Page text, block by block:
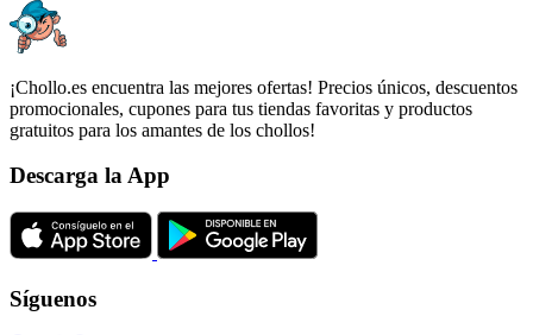
¡Chollo.es encuentra las mejores ofertas! Precios únicos, descuentos
promocionales, cupones para tus tiendas favoritas y productos
gratuitos para los amantes de los chollos!
Descarga la App
Síguenos